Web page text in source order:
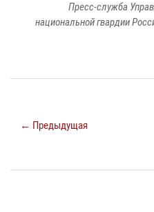
Пресс-служба
национальной гвардии
← Предыдущая